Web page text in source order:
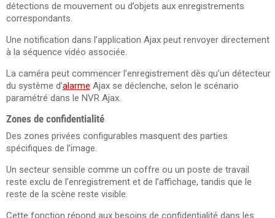
détections de mouvement ou d’objets aux enregistrements
correspondants.
Une notification dans l’application Ajax peut renvoyer directement
à la séquence vidéo associée.
La caméra peut commencer l’enregistrement dès qu’un détecteur
du système d’alarme Ajax se déclenche, selon le scénario
paramétré dans le NVR Ajax.
Zones de confidentialité
Des zones privées configurables masquent des parties
spécifiques de l’image.
Un secteur sensible comme un coffre ou un poste de travail
reste exclu de l’enregistrement et de l’affichage, tandis que le
reste de la scène reste visible.
Cette fonction répond aux besoins de confidentialité dans les